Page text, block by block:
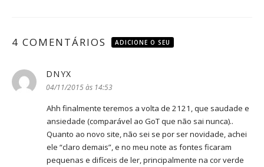
4 COMENTÁRIOS ADICIONE O SEU
DNYX
04/11/2015 às 14:53
Ahh finalmente teremos a volta de 2121, que saudade e
ansiedade (comparável ao GoT que não sai nunca)..
Quanto ao novo site, não sei se por ser novidade, achei
ele “claro demais”, e no meu note as fontes ficaram
pequenas e difíceis de ler, principalmente na cor verde